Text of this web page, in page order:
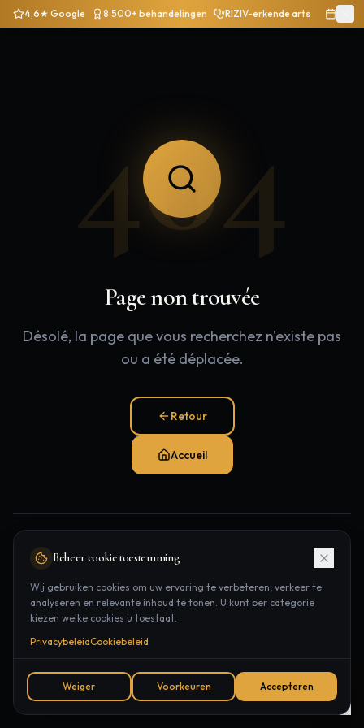
4,6★ Google 8.500+ behandelingen RIZIV-erkende arts
404
Page non trouvée
Désolé, la page que vous recherchez n'existe pas
ou a été déplacée.
Retour
Accueil
Traitements Épilation laser
Contact
Rendez-vous
Beheer cookie toestemming
Wij gebruiken cookies om uw ervaring te verbeteren, verkeer te
analyseren en relevante inhoud te tonen. U kunt per categorie
kiezen welke cookies u toestaat.
PrivacybeleidCookiebeleid
Weiger Voorkeuren Accepteren